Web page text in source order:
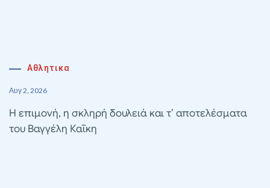
Αθλητικα
Αυγ 2, 2026
Η επιμονή, η σκληρή δουλειά και τ’ αποτελέσματα
του Βαγγέλη Καΐκη